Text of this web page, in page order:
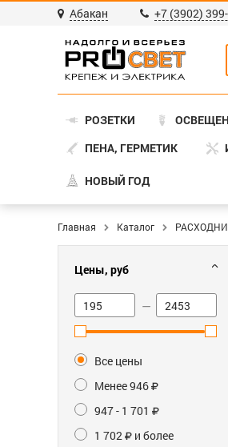
Абакан +7 (3902)
РОЗЕТКИ
ПЕНА, ГЕРМЕТИК
НОВЫЙ ГОД
Главная Каталог
Цены, руб
—
Все цены
Менее 946
947 - 1 701
1 702
и более